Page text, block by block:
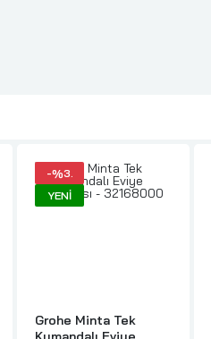
-%3.
YENI
Grohe Minta Tek